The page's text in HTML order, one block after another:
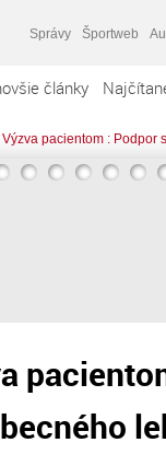
Správy Športweb
články
Výzva pacientom : Podpor